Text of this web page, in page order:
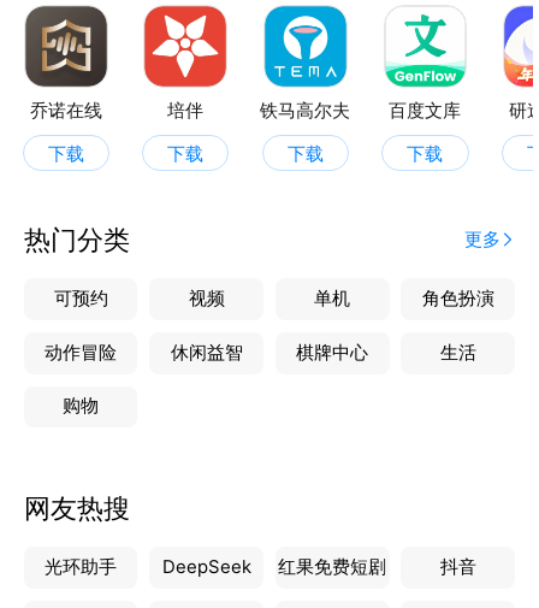
乔诺在线
下载
培伴
下载
铁马高尔夫
下载
百度文库
下载
研
热门分类 更多
可预约 视频 单机 角色扮演
动作冒险 休闲益智 棋牌中心 生活
购物
网友热搜
光环助手 DeepSeek 红果免费短剧 抖音